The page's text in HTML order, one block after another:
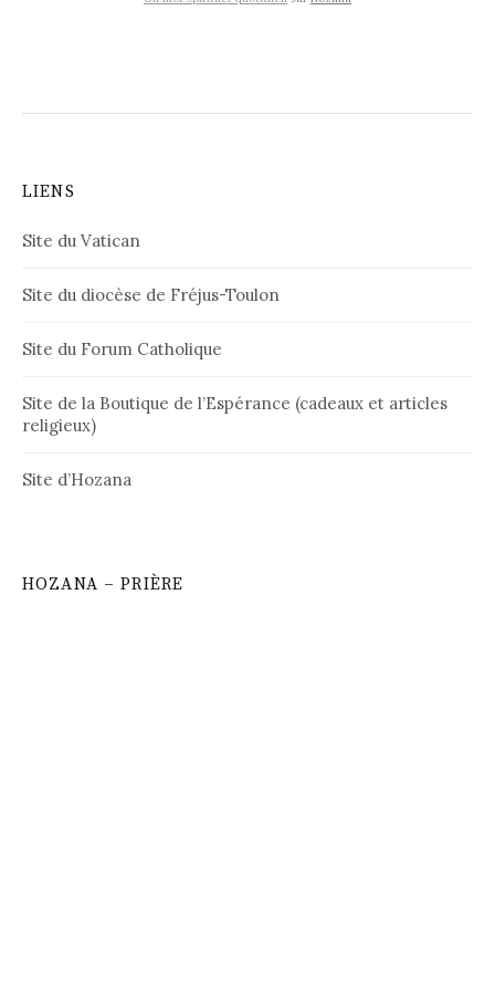
LIENS
Site du Vatican
Site du diocèse de Fréjus-Toulon
Site du Forum Catholique
Site de la Boutique de l’Espérance (cadeaux et articles
religieux)
Site d’Hozana
HOZANA – PRIÈRE